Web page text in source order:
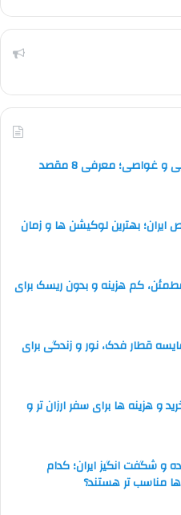
بهترین سواحل ایران برای ورزشهای آبی و غواصی؛ معرفی 8 مقصد
بهترین لوکیشن ها و زمان
کم هزینه و بدون ریسک برای
قطار فدک، نور و زندگی برای
و هزینه ها برای سفر ارزان تر و
شده و شگفت انگیز ایران؛ کدام
مناسب تر هستند؟